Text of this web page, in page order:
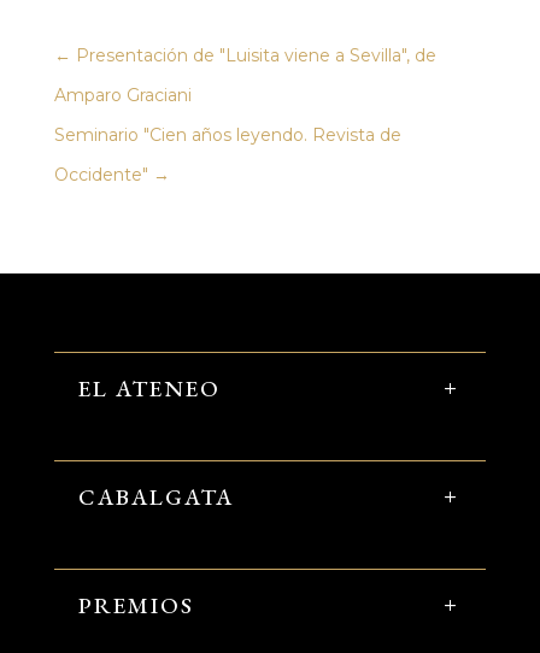
← Presentación de "Luisita viene a Sevilla", de
Amparo Graciani
Seminario "Cien años leyendo. Revista de
Occidente" →
EL ATENEO
CABALGATA
PREMIOS